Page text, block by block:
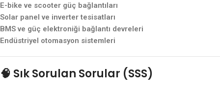
E-bike ve scooter güç bağlantıları
Solar panel ve inverter tesisatları
BMS ve güç elektroniği bağlantı devreleri
Endüstriyel otomasyon sistemleri
🧠 Sık Sorulan Sorular (SSS)